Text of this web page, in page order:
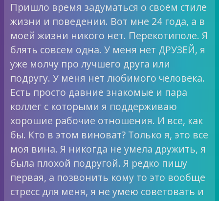
Пришло время задуматься о своём стиле
жизни и поведении. Вот мне 24 года, а в
моей жизни никого нет. Перекотиполе. Я
блять совсем одна. У меня нет ДРУЗЕЙ, я
уже молчу про лучшего друга или
подругу. У меня нет любимого человека.
Есть просто давние знакомые и пара
коллег с которыми я поддерживаю
хорошие рабочие отношения. И все, как
бы. Кто в этом виноват? Только я, это все
моя вина. Я никогда не умела дружить, я
была плохой подругой. Я редко пишу
первая, а позвонить кому то это вообще
стресс для меня, я не умею советовать и